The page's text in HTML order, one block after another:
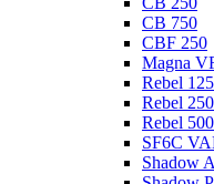
CB 750
CBF 250
Magna
Rebel
Rebel
Rebel
SF6C
Shadow